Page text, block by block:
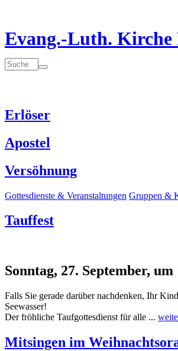
Evang.-Luth. Kirche
Erlöser
Apostel
Versöhnung
Gottesdienste & Veranstaltungen Gruppen &
Tauffest
Sonntag, 27. September,
Falls Sie gerade darüber nachdenken, Ihr
Seewasser!
Der fröhliche Taufgottesdienst für alle ...
Mitsingen im